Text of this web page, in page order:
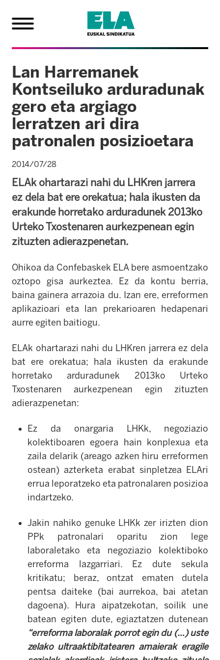
Lan Harremanek
Kontseiluko arduradunak
gero eta argiago
lerratzen ari dira
patronalen posizioetara
2014/07/28
ELAk ohartarazi nahi du LHKren jarrera
ez dela bat ere orekatua; hala ikusten da
erakunde horretako arduradunek 2013ko
Urteko Txostenaren aurkezpenean egin
zituzten adierazpenetan.
Ohikoa da Confebaskek ELA bere asmoentzako
oztopo gisa aurkeztea. Ez da kontu berria,
baina gainera arrazoia du. Izan ere, erreformen
aplikazioari eta lan prekarioaren hedapenari
aurre egiten baitiogu.
ELAk ohartarazi nahi du LHKren jarrera ez dela
bat ere orekatua; hala ikusten da erakunde
horretako arduradunek 2013ko Urteko
Txostenaren aurkezpenean egin zituzten
adierazpenetan:
Ez da onargaria LHKk, negoziazio
kolektiboaren egoera hain konplexua eta
zaila delarik (areago azken hiru erreformen
ostean) azterketa erabat sinpletzea ELAri
errua leporatzeko eta patronalaren posizioa
indartzeko.
Jakin nahiko genuke LHKk zer irizten dion
PPk patronalari oparitu zion lege
laboraletako eta negoziazio kolektiboko
erreforma lazgarriari. Ez dute sekula
kritikatu; beraz, ontzat ematen dutela
pentsa daiteke (bai aurrekoa, bai atetan
dagoena). Hura aipatzekotan, soilik une
batean egiten dute, egiaztatzen dutenean
“erreforma laboralak porrot egin du (…) uste
zelako ultraaktibitatearen amaierak eragile